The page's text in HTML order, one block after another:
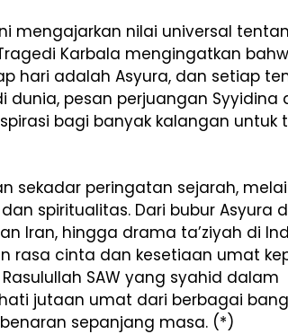
mengajarkan nilai universal
Karbala mengingatkan
hari adalah Asyura, dan setiap
dunia, pesan perjuangan Syyidina
bagi banyak kalangan untuk
sekadar peringatan sejarah,
spiritualitas. Dari bubur Asyura
Iran, hingga drama ta’ziyah di
rasa cinta dan kesetiaan umat
SAW yang syahid dalam
jutaan umat dari berbagai
sepanjang masa. (*)